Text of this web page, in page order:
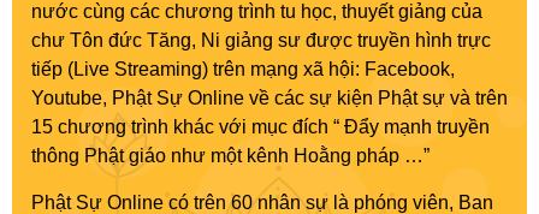
nước cùng các chương trình tu học, thuyết giảng của
chư Tôn đức Tăng, Ni giảng sư được truyền hình trực
tiếp (Live Streaming) trên mạng xã hội: Facebook,
Youtube, Phật Sự Online về các sự kiện Phật sự và trên
15 chương trình khác với mục đích “ Đẩy mạnh truyền
thông Phật giáo như một kênh Hoằng pháp …”
Phật Sự Online có trên 60 nhân sự là phóng viên, Ban